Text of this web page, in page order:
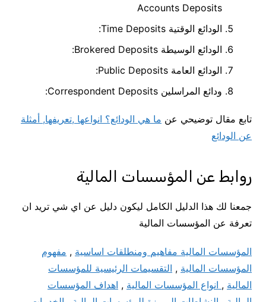
Accounts Deposits
الودائع الوقتية Time Deposits:
الودائع الوسيطة Brokered Deposits:
الودائع العامة Public Deposits:
ودائع المراسلين Correspondent Deposits:
تابع مقال توضيحي عن ما هي الودائع؟ انواعها ,تعريفها, أمثلة
عن الودائع
روابط عن المؤسسات المالية
جمعنا لك هذا الدليل الكامل ليكون دليل عن اي شي تريد ان
تعرفة عن المؤسسات المالية
المؤسسات المالية مفاهيم ومنطلقات اساسية , مفهوم
المؤسسات المالية , التقسيمات الرئيسية للمؤسسات
المالية , انواع المؤسسات المالية , اهداف المؤسسات